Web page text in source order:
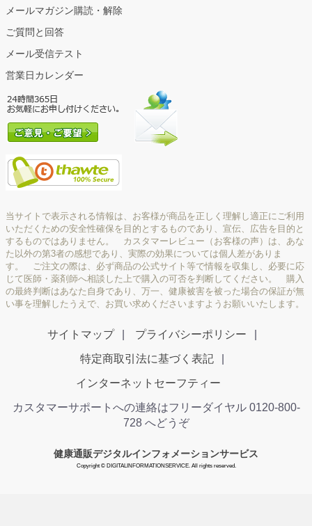
メールマガジン購読・解除
ご質問と回答
メール受信テスト
営業日カレンダー
当サイトで表示される情報は、お客様が商品を正しく理解し適正にご利用
いただくための安全性確保を目的とするものであり、宣伝、広告を目的と
するものではありません。 カスタマーレビュー（お客様の声）は、あな
た以外の第3者の感想であり、実際の効果については個人差がありま
す。 ご注文の際は、必ず商品の公式サイト等で情報を収集し、必要に応
じて医師・薬剤師へ相談した上で購入の可否を判断してください。 購入
の最終判断はあなた自身であり、万一、健康被害を被った場合の保証が無
い事を理解したうえで、お買い求めくださいますようお願いいたします。
サイトマップ プライバシーポリシー
特定商取引法に基づく表記
インターネットセーフティー
カスタマーサポートへの連絡はフリーダイヤル 0120-800-
728 へどうぞ
健康通販デジタルインフォメーションサービス
Copyright © DIGITALINFORMATIONSERVICE. All rights reserved.